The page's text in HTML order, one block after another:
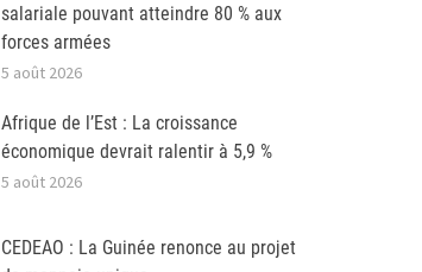
salariale pouvant atteindre 80 % aux
forces armées
5 août 2026
Afrique de l’Est : La croissance
économique devrait ralentir à 5,9 %
5 août 2026
CEDEAO : La Guinée renonce au projet